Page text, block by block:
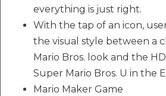
everything is just right.
With the tap of an icon,
the visual style between a
Mario Bros. look and the
Super Mario Bros. U in the
Mario Maker Game